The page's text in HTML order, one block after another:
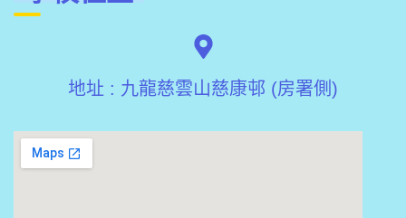
地址 : 九龍慈雲山慈康邨 (房署側)